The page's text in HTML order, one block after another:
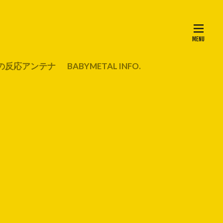
反応アンテナ BABYMETAL INFO.